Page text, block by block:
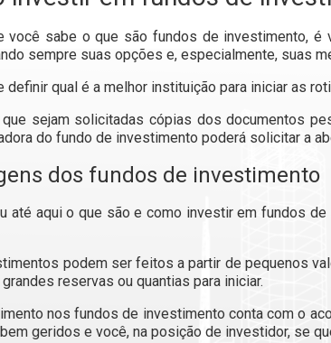
você sabe o que são fundos de investimento,
sempre suas opções e, especialmente, suas
definir qual é a melhor instituição para iniciar as
que sejam solicitadas cópias dos documentos
do fundo de investimento poderá solicitar a
dos fundos de investimento
até aqui o que são e como investir em fundos
podem ser feitos a partir de pequenos
reservas ou quantias para iniciar.
nos fundos de investimento conta com o
geridos e você, na posição de investidor, se